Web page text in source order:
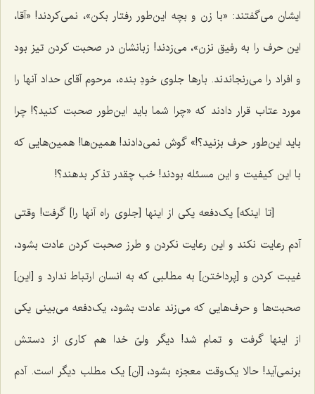
ایشان می‌گفتند: «با زن و بچه این‌طور رفتار بکن»، نمی‌کردند! «آقا،
این حرف را به رفیق نزن»، می‌زدند! زبانشان در صحبت کردن تیز بود
و افراد را می‌رنجاندند. بار‌ها جلوی خودِ بنده، مرحوم آقای حداد آنها را
مورد عتاب قرار ‌دادند که «چرا شما باید این‌طور صحبت کنید؟! چرا
باید این‌طور حرف بزنید؟!» گوش نمی‌دادند! همین‌ها! همین‌هایی که
با این کیفیت و این مسئله بودند! خب چقدر تذکر بدهند؟!
[تا اینکه] یک‌دفعه یکی از اینها [جلوی راه آنها را] گرفت! وقتی
آدم رعایت نکند و این رعایت نکردن و طرز صحبت کردن عادت بشود،
غیبت کردن و [پرداختن] به مطالبی که به انسان ارتباط ندارد و [این]
صحبت‌ها و حرف‌هایی که می‌زند عادت بشود، یک‌دفعه می‌بینی یکی
از اینها گرفت و تمام شد! دیگر ولیّ خدا هم کاری از دستش
برنمی‌آید! حالا یک‌وقت معجزه بشود، [آن] یک مطلب دیگر است. آدم